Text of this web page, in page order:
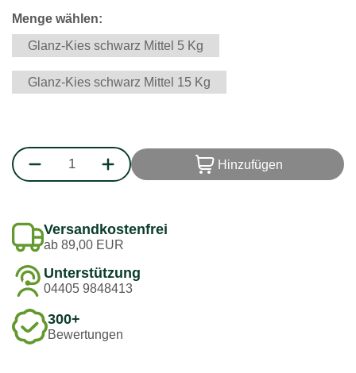
Menge wählen:
Glanz-Kies schwarz Mittel 5 Kg
Glanz-Kies schwarz Mittel 15 Kg
Hinzufügen
Versandkostenfrei
ab 89,00 EUR
Unterstützung
04405 9848413
300+
Bewertungen